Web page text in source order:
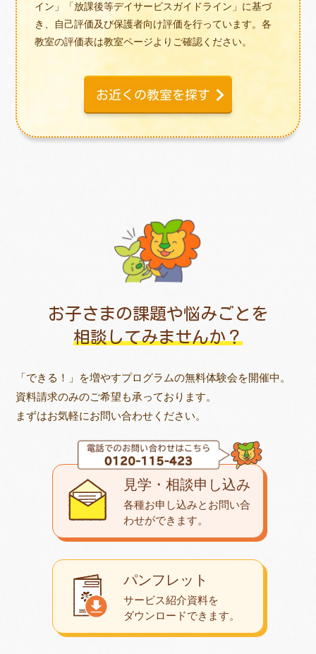
イン」「放課後等デイサービスガイドライン」に基づ
き、自己評価及び保護者向け評価を行っています。各
教室の評価表は教室ページよりご確認ください。
お子さまの課題や悩みごとを
相談してみませんか？
「できる！」を増やすプログラムの無料体験会を開催中。
資料請求のみのご希望も承っております。
まずはお気軽にお問い合わせください。
パンフレット
サービス紹介資料を
ダウンロードできます。
見学・相談申し込み
各種お申し込みとお問い合
わせができます。